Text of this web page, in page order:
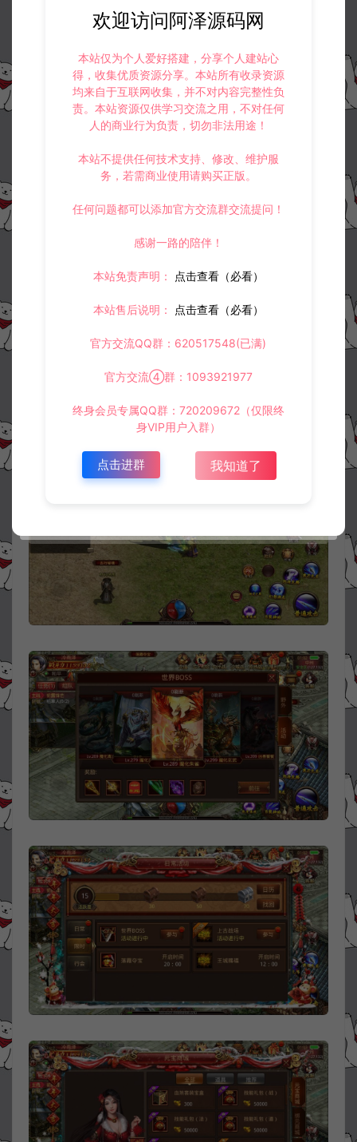
欢迎访问阿泽源码网
本站仅为个人爱好搭建，分享个人建站心
得，收集优质资源分享。本站所有收录资源
均来自于互联网收集，并不对内容完整性负
责。本站资源仅供学习交流之用，不对任何
人的商业行为负责，切勿非法用途！
本站不提供任何技术支持、修改、维护服
务，若需商业使用请购买正版。
任何问题都可以添加官方交流群交流提问！
感谢一路的陪伴！
本站免责声明： 点击查看（必看）
本站售后说明： 点击查看（必看）
官方交流QQ群：620517548(已满)
官方交流④群：1093921977
终身会员专属QQ群：720209672（仅限终
身VIP用户入群）
点击进群 我知道了